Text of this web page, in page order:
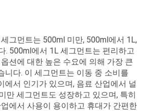
그먼트는 500ml 미만, 500ml에서 1L,
. 500ml에서 1L 세그먼트는 편리하고
션에 대한 높은 수요에 의해 가장 큰
니다. 이 세그먼트는 이동 중 소비를
에서 인기가 있으며, 음료 산업에서 널
만 세그먼트도 성장하고 있으며, 특히
에서 사용이 용이하고 휴대가 간편한